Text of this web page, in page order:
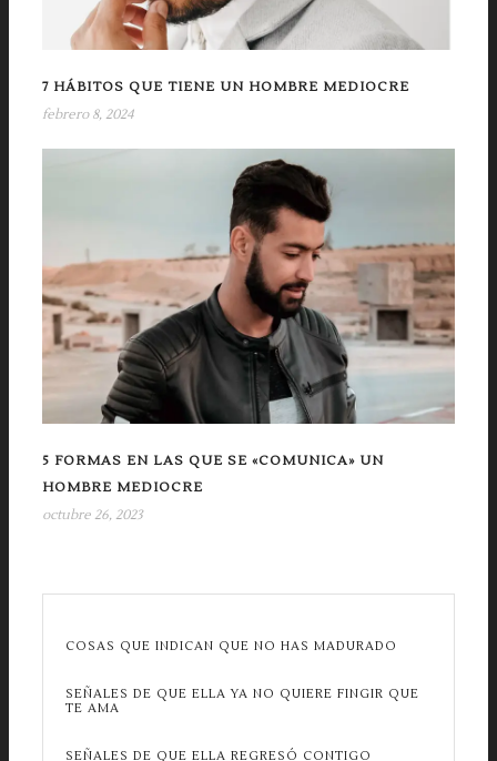
7 HÁBITOS QUE TIENE UN HOMBRE MEDIOCRE
febrero 8, 2024
5 FORMAS EN LAS QUE SE «COMUNICA» UN
HOMBRE MEDIOCRE
octubre 26, 2023
COSAS QUE INDICAN QUE NO HAS MADURADO
SEÑALES DE QUE ELLA YA NO QUIERE FINGIR QUE
TE AMA
SEÑALES DE QUE ELLA REGRESÓ CONTIGO